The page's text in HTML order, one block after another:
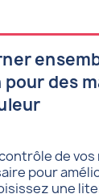
des
de
pour
une